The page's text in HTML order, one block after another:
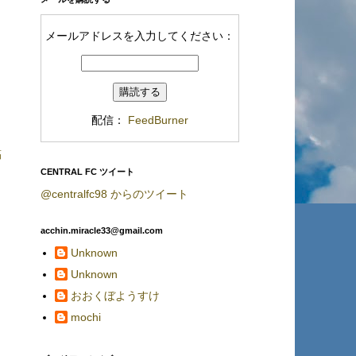
メールアドレスを入力してください：
配信： FeedBurner
CENTRAL FC ツイート
@centralfc98 からのツイート
acchin.miracle33@gmail.com
Unknown
Unknown
おおくぼようすけ
mochi